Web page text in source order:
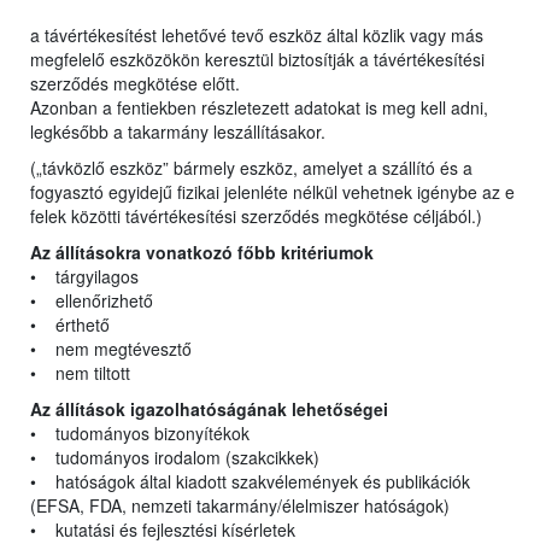
a távértékesítést lehetővé tevő eszköz által közlik vagy más
megfelelő eszközökön keresztül biztosítják a távértékesítési
szerződés megkötése előtt.
Azonban a fentiekben részletezett adatokat is meg kell adni,
legkésőbb a takarmány leszállításakor.
(„távközlő eszköz” bármely eszköz, amelyet a szállító és a
fogyasztó egyidejű fizikai jelenléte nélkül vehetnek igénybe az e
felek közötti távértékesítési szerződés megkötése céljából.)
Az állításokra vonatkozó főbb kritériumok
• tárgyilagos
• ellenőrizhető
• érthető
• nem megtévesztő
• nem tiltott
Az állítások igazolhatóságának lehetőségei
• tudományos bizonyítékok
• tudományos irodalom (szakcikkek)
• hatóságok által kiadott szakvélemények és publikációk
(EFSA, FDA, nemzeti takarmány/élelmiszer hatóságok)
• kutatási és fejlesztési kísérletek